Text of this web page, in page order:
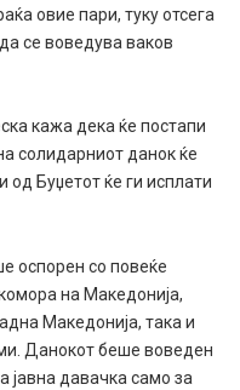
овие пари, туку отсега
се воведува ваков
кажа дека ќе постапи
солидарниот данок ќе
од Буџетот ќе ги исплати
оспорен со повеќе
на Македонија,
Македонија, така и
Данокот беше воведен
јавна давачка само за